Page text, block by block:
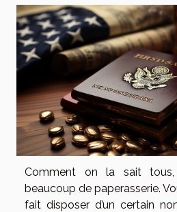
Comment on la sait tous,
beaucoup de paperasserie.
fait disposer d’un certain